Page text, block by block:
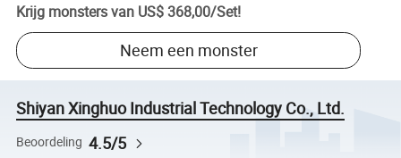
Krijg monsters van US$ 368,00/Set!
Neem een monster
Shiyan Xinghuo Industrial Technology Co., Ltd.
Beoordeling 4.5/5